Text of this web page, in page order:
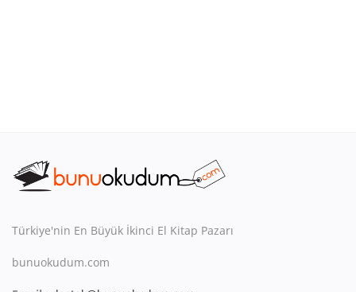
Destek Merkezi
Mağazalar
Blog
Türkiye'nin En Büyük İkinci El Kitap Pazarı
bunuokudum.com